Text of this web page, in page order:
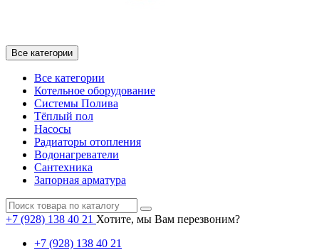
Все категории
Все категории
Котельное оборудование
Системы Полива
Тёплый пол
Насосы
Радиаторы отопления
Водонагреватели
Сантехника
Запорная арматура
+7 (928) 138 40 21 Хотите, мы Вам перезвоним?
+7 (928) 138 40 21